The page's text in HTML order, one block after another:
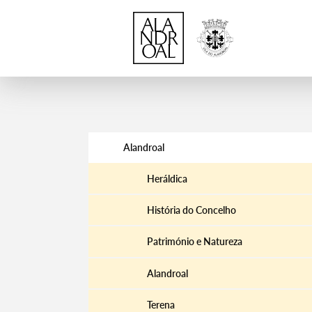
Alandroal
Heráldica
História do Concelho
Património e Natureza
Alandroal
Terena